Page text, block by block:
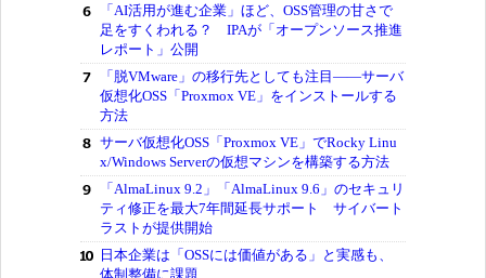
「AI活用が進む企業」ほど、OSS管理の甘さで
足をすくわれる？ IPAが「オープンソース推進
レポート」公開
「脱VMware」の移行先としても注目――サーバ
仮想化OSS「Proxmox VE」をインストールする
方法
サーバ仮想化OSS「Proxmox VE」でRocky Linu
x/Windows Serverの仮想マシンを構築する方法
「AlmaLinux 9.2」「AlmaLinux 9.6」のセキュリ
ティ修正を最大7年間延長サポート サイバート
ラストが提供開始
日本企業は「OSSには価値がある」と実感も、
体制整備に課題